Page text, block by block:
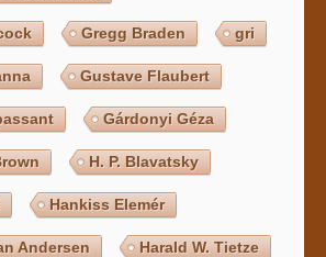
Gregg Braden gri
Gustave Flaubert
Gárdonyi Géza
H. P. Blavatsky
Hankiss Elemér
Andersen Harald W. Tietze